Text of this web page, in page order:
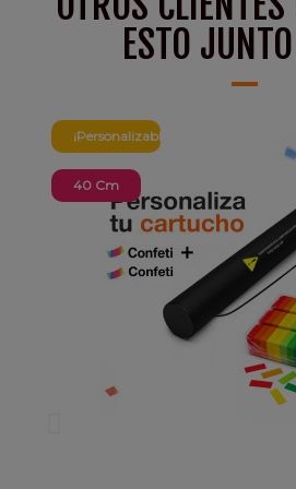
ESTO
40 Cm
¡Personalizable!